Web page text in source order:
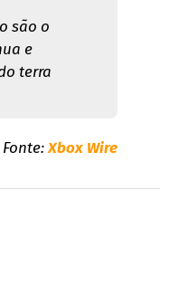
são o
e
terra
Fonte:Xbox Wire